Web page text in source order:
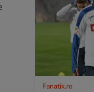
Fanatik.ro